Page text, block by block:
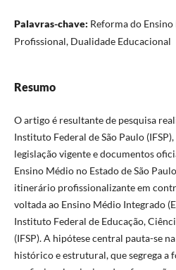
Palavras-chave: Reforma do
Profissional, Dualidade Educacional
Resumo
O artigo é resultante de pesquisa
Instituto Federal de São Paulo
legislação vigente e documentos
Ensino Médio no Estado de São
itinerário profissionalizante em
voltada ao Ensino Médio Integrado
Instituto Federal de Educação,
(IFSP). A hipótese central pauta-se
histórico e estrutural, que segrega a